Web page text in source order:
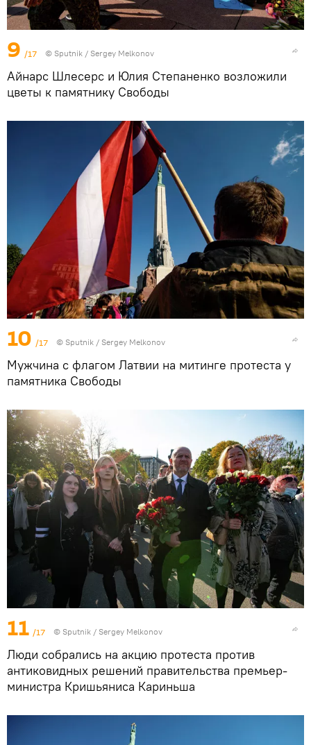
9 /17 © Sputnik / Sergey Melkonov
Айнарс Шлесерс и Юлия Степаненко возложили
цветы к памятнику Свободы
10 /17 © Sputnik / Sergey Melkonov
Мужчина с флагом Латвии на митинге протеста у
памятника Свободы
11 /17 © Sputnik / Sergey Melkonov
Люди собрались на акцию протеста против
антиковидных решений правительства премьер-
министра Кришьяниса Кариньша